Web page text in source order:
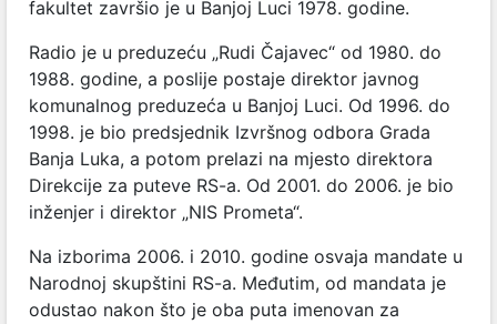
fakultet završio je u Banjoj Luci 1978. godine.
Radio je u preduzeću „Rudi Čajavec“ od 1980. do
1988. godine, a poslije postaje direktor javnog
komunalnog preduzeća u Banjoj Luci. Od 1996. do
1998. je bio predsjednik Izvršnog odbora Grada
Banja Luka, a potom prelazi na mjesto direktora
Direkcije za puteve RS-a. Od 2001. do 2006. je bio
inženjer i direktor „NIS Prometa“.
Na izborima 2006. i 2010. godine osvaja mandate u
Narodnoj skupštini RS-a. Međutim, od mandata je
odustao nakon što je oba puta imenovan za